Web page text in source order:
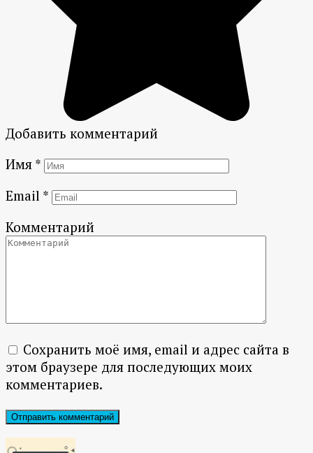
Добавить комментарий
Имя *
Email *
Комментарий
Сохранить моё имя, email и адрес сайта в
этом браузере для последующих моих
комментариев.